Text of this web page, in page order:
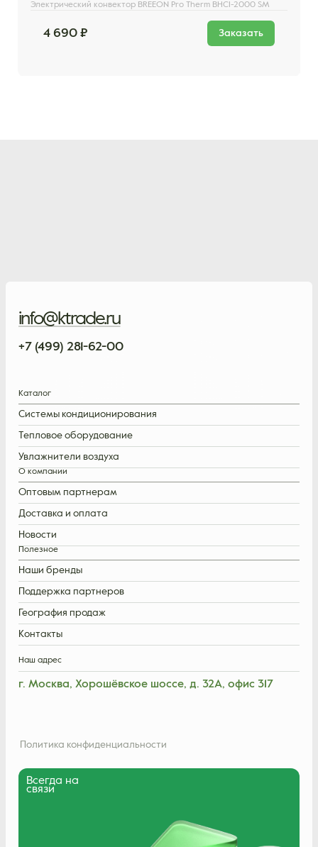
Электрический конвектор BREEON Pro Therm BHCI-2000 SM
4 690 ₽ Заказать
info@ktrade.ru
+7 (499) 281-62-00
Каталог
Системы кондиционирования
Тепловое оборудование
Увлажнители воздуха
О компании
Оптовым партнерам
Доставка и оплата
Новости
Полезное
Наши бренды
Поддержка партнеров
География продаж
Контакты
Политика конфиденциальности
Наш адрес
г. Москва, Хорошёвское шоссе, д. 32А, офис 317
Всегда на
связи